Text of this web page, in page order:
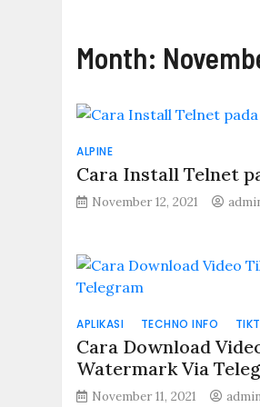
Month:
ALPINE
Cara Install Telnet
November 12, 2021
APLIKASI TECHNO INFO
Cara Download
Watermark Via
November 11, 2021